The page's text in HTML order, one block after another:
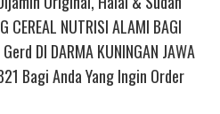
NUTRISI ALAMI BAGI
DI DARMA KUNINGAN JAWA
Bagi Anda Yang Ingin Order